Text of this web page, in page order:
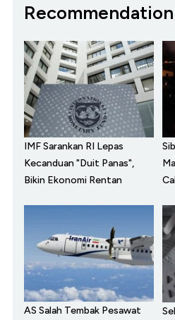
Recommendation
IMF Sarankan RI Lepas
Kecanduan "Duit Panas",
Bikin Ekonomi Rentan
AS Salah Tembak Pesawat